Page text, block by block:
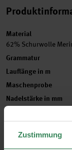
Zustimmung
Material
62% Schurwolle
Grammatur
Lauflänge in m
Maschenprobe
Nadelstärke in mm